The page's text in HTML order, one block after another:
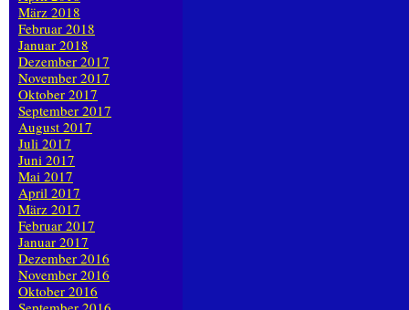
März 2018
Februar 2018
Januar 2018
Dezember 2017
November 2017
Oktober 2017
September 2017
August 2017
Juli 2017
Juni 2017
Mai 2017
April 2017
März 2017
Februar 2017
Januar 2017
Dezember 2016
November 2016
Oktober 2016